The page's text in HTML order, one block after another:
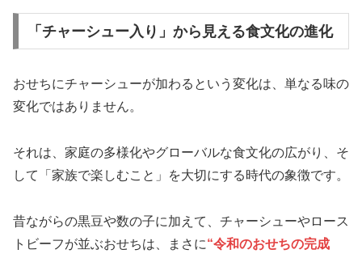
「チャーシュー入り」から見える食文化の進化
おせちにチャーシューが加わるという変化は、単なる味の
変化ではありません。
それは、家庭の多様化やグローバルな食文化の広がり、そ
して「家族で楽しむこと」を大切にする時代の象徴です。
昔ながらの黒豆や数の子に加えて、チャーシューやロース
トビーフが並ぶおせちは、まさに“令和のおせちの完成